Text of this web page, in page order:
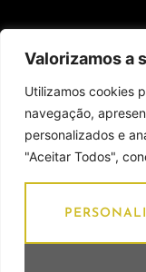
Valorizamos a
Utilizamos cookies
navegação,
personalizados e
"Aceitar Todos",